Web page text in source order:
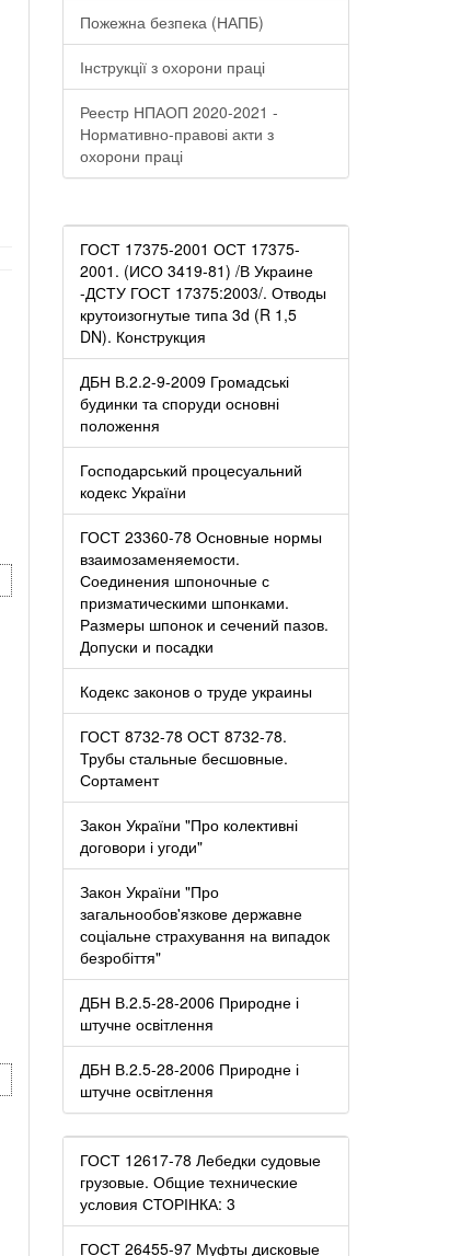
Пожежна безпека (НАПБ)
Інструкції з охорони праці
Реестр НПАОП 2020-2021 -
Нормативно-правові акти з
охорони праці
ГОСТ 17375-2001 ОСТ 17375-
2001. (ИСО 3419-81) /В Украине
-ДСТУ ГОСТ 17375:2003/. Отводы
крутоизогнутые типа 3d (R 1,5
DN). Конструкция
ДБН В.2.2-9-2009 Громадські
будинки та споруди основні
положення
Господарський процесуальний
кодекс України
ГОСТ 23360-78 Основные нормы
взаимозаменяемости.
Соединения шпоночные с
призматическими шпонками.
Размеры шпонок и сечений пазов.
Допуски и посадки
Кодекс законов о труде украины
ГОСТ 8732-78 ОСТ 8732-78.
Трубы стальные бесшовные.
Сортамент
Закон України "Про колективні
договори і угоди"
Закон України "Про
загальнообов'язкове державне
соціальне страхування на випадок
безробіття"
ДБН В.2.5-28-2006 Природне і
штучне освітлення
ДБН В.2.5-28-2006 Природне і
штучне освітлення
ГОСТ 12617-78 Лебедки судовые
грузовые. Общие технические
условия СТОРІНКА: 3
ГОСТ 26455-97 Муфты дисковые